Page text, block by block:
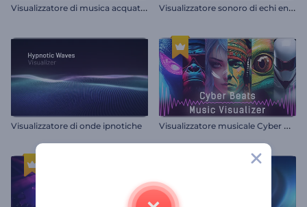
V
isualizzatore di musica acquatica V
isualizzatore sonoro di echi enigmatici
Visualizzatore di onde ipnotiche V
isualizzatore musicale Cyber Beats